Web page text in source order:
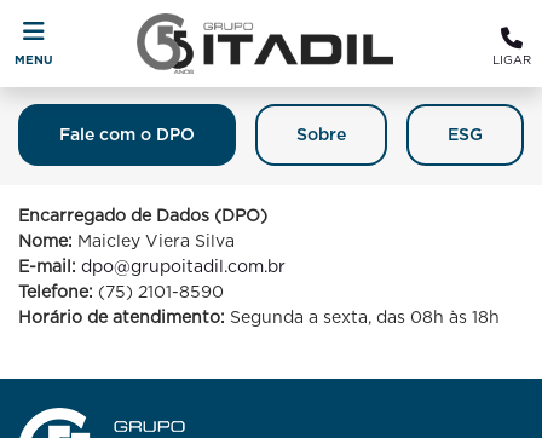
MENU LIGAR
Sobre ESG
Fale com o DPO
Fale Com O DPO (Encarregado De
Proteção De Dados)
Encarregado de Dados (DPO)
Nome: Maicley Viera Silva
E-mail: dpo@grupoitadil.com.br
Telefone: (75) 2101-8590
Horário de atendimento: Segunda a sexta, das 08h às 18h